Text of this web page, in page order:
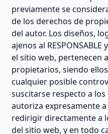
previamente se
de los derechos de
del autor. Los diseños,
ajenos al
el sitio web, pertenecen
propietarios, siendo
cualquier posible
suscitarse respecto a los
autoriza expresamente
redirigir directamente a
del sitio web, y en todo